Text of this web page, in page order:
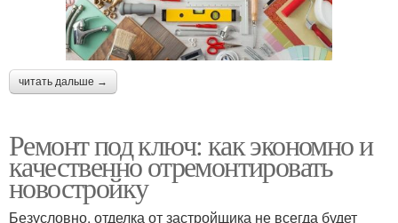
читать дальше →
Ремонт под ключ: как экономно и
качественно отремонтировать
новостройку
Безусловно, отделка от застройщика не всегда будет